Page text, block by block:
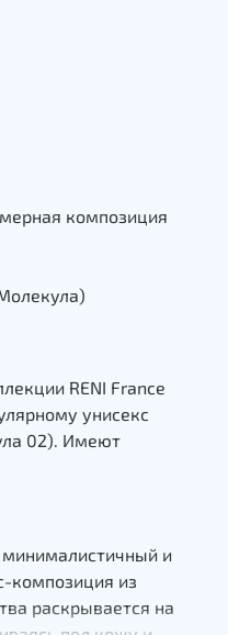
композиция
RENI France
унисекс
02). Имеют
и
композиция из
раскрывается на